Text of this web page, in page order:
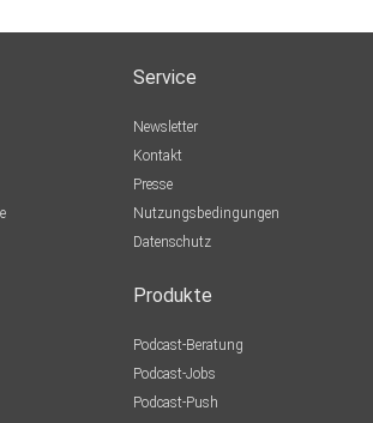
Service
Newsletter
Kontakt
Presse
Nutzungsbedingungen
Datenschutz
Produkte
Podcast-Beratung
Podcast-Jobs
Podcast-Push